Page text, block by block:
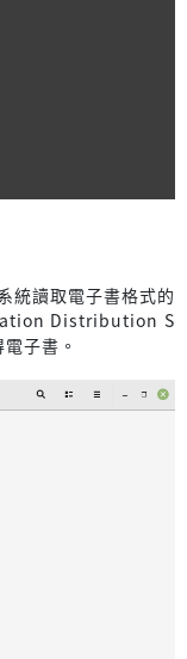
統讀取電子書格式的
Distribution S
子書。